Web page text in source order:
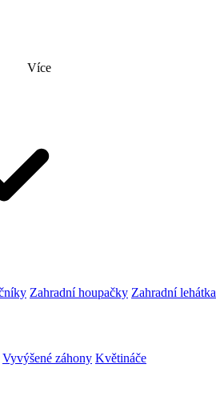
Více
Zahradní houpačky Zahradní lehátka
Vyvýšené záhony Květináče